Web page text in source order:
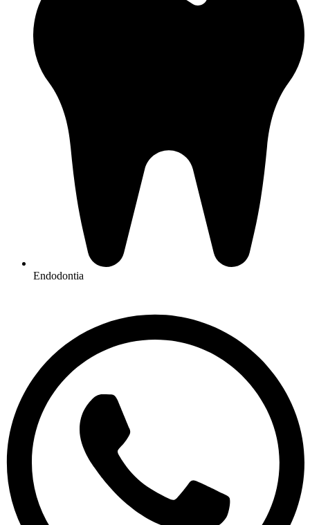
Endodontia